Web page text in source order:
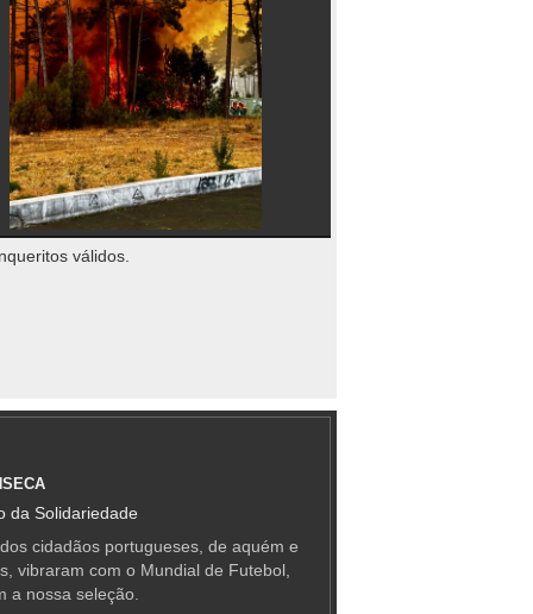
válidos.
da Solidariedade
cidadãos portugueses, de aquém e
vibraram com o Mundial de Futebol,
a nossa seleção.